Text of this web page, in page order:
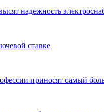
надежность
ставке
приносят самый